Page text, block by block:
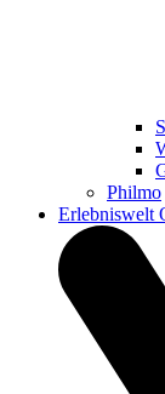
Philmo
Erlebniswelt